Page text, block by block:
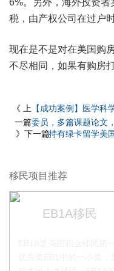
6%。另外，海外投资
税，由产权公司在过户
现在是不是对在美国购
不尽相同，如果有购房
《 上
一篇
【成功案例】医学
委员，多篇课题论文
》下一篇持有绿卡留学美
移民项目推荐
EB1A移民